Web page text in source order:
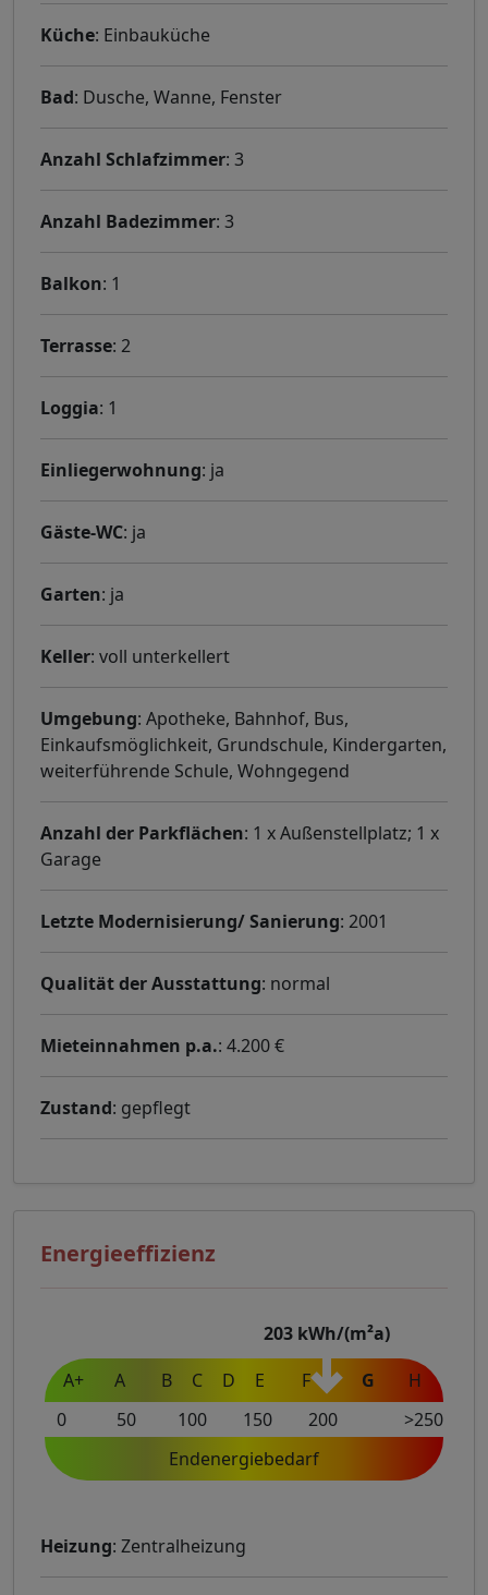
Küche: Einbauküche
Bad: Dusche, Wanne, Fenster
Anzahl Schlafzimmer: 3
Anzahl Badezimmer: 3
Balkon: 1
Terrasse: 2
Loggia: 1
Einliegerwohnung: ja
Gäste-WC: ja
Garten: ja
Keller: voll unterkellert
Umgebung: Apotheke, Bahnhof, Bus,
Einkaufsmöglichkeit, Grundschule, Kindergarten,
weiterführende Schule, Wohngegend
Anzahl der Parkflächen: 1 x Außenstellplatz; 1 x
Garage
Letzte Modernisierung/ Sanierung: 2001
Qualität der Ausstattung: normal
Mieteinnahmen p.a.: 4.200 €
Zustand: gepflegt
Energieeffizienz
A+ A B C D E F G H
203 kWh/(m²a)
0 50 100 150 200
>250
Endenergiebedarf
Heizung: Zentralheizung